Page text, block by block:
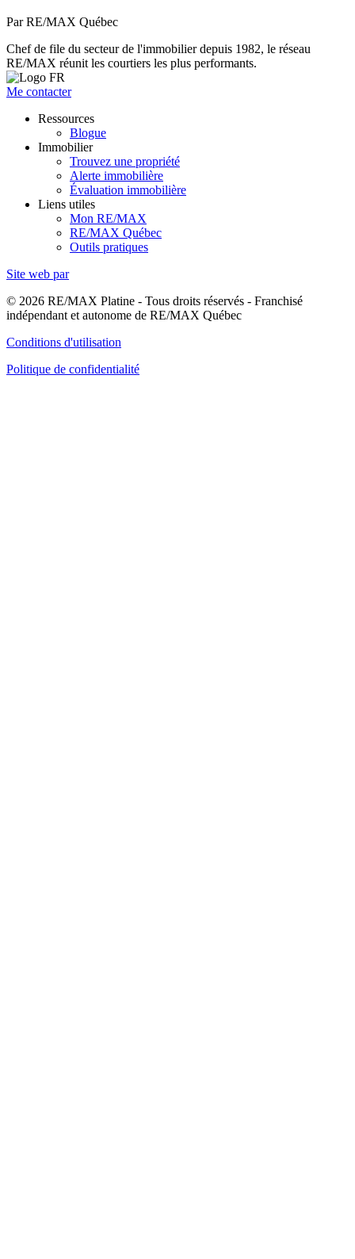
Par RE/MAX Québec
Chef de file du secteur de l'immobilier depuis 1982, le réseau
RE/MAX réunit les courtiers les plus performants.
Me contacter
Ressources
Blogue
Immobilier
Trouvez une propriété
Alerte immobilière
Évaluation immobilière
Liens utiles
Mon RE/MAX
RE/MAX Québec
Outils pratiques
Site web par
© 2026 RE/MAX Platine - Tous droits réservés - Franchisé
indépendant et autonome de RE/MAX Québec
Conditions d'utilisation
Politique de confidentialité